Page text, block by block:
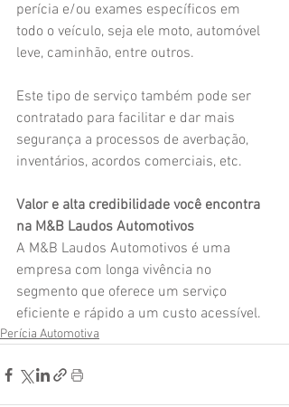
perícia e/ou exames específicos em
todo o veículo, seja ele moto, automóvel
leve, caminhão, entre outros.
Este tipo de serviço também pode ser
contratado para facilitar e dar mais
segurança a processos de averbação,
inventários, acordos comerciais, etc.
Valor e alta credibilidade você encontra
na M&B Laudos Automotivos
A M&B Laudos Automotivos é uma
empresa com longa vivência no
segmento que oferece um serviço
eficiente e rápido a um custo acessível.
Perícia Automotiva